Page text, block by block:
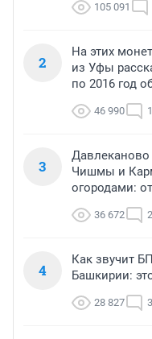
105 091
2
На этих
из Уфы
по 2016 год
46 990
3
Давлеканово
Чишмы и
огородами:
36 672
4
Как звучит
Башкирии:
28 827